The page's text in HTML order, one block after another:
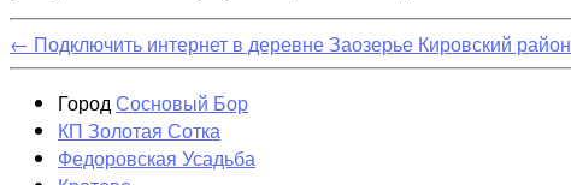
← Подключить интернет в деревне Заозерье Кировский район
ГородСосновый Бор
КП Золотая Сотка
Федоровская Усадьба